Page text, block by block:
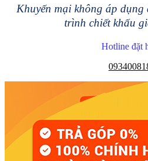
Khuyến mại không áp
trình chiết khấu
Hotline đặt